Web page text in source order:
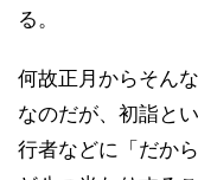
る。
何故正月からそん
なのだが、初詣と
行者などに「だか